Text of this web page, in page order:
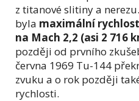
z titanové slitiny a
byla maximální
na Mach 2,2 (asi 2 716
později od prvního
června 1969 Tu-144
zvuku a o rok později
rychlosti.